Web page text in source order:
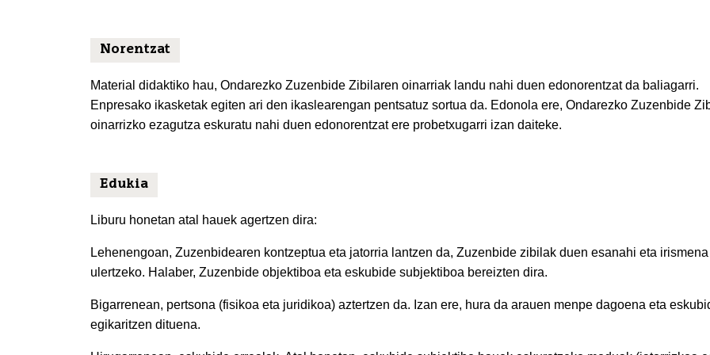
Norentzat
Material didaktiko hau, Ondarezko Zuzenbide Zibilaren oinarriak landu nahi duen edonorentzat da baliagarri.
Enpresako ikasketak egiten ari den ikaslearengan pentsatuz sortua da. Edonola ere, Ondarezko Zuzenbide
oinarrizko ezagutza eskuratu nahi duen edonorentzat ere probetxugarri izan daiteke.
Edukia
Liburu honetan atal hauek agertzen dira:
Lehenengoan, Zuzenbidearen kontzeptua eta jatorria lantzen da, Zuzenbide zibilak duen esanahi eta
ulertzeko. Halaber, Zuzenbide objektiboa eta eskubide subjektiboa bereizten dira.
Bigarrenean, pertsona (fisikoa eta juridikoa) aztertzen da. Izan ere, hura da arauen menpe dagoena eta
egikaritzen dituena.